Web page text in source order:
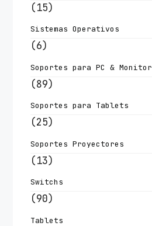
(15)
Sistemas Operativos
(6)
Soportes para PC & Monitor
(89)
Soportes para Tablets
(25)
Soportes Proyectores
(13)
Switchs
(90)
Tablets